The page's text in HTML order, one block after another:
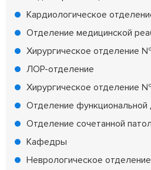
Кардиологическое
Отделение медицинской
Хирургическое отделение
ЛОР-отделение
Хирургическое отделение
Отделение функциональной
Отделение сочетанной
Кафедры
Неврологическое отделение